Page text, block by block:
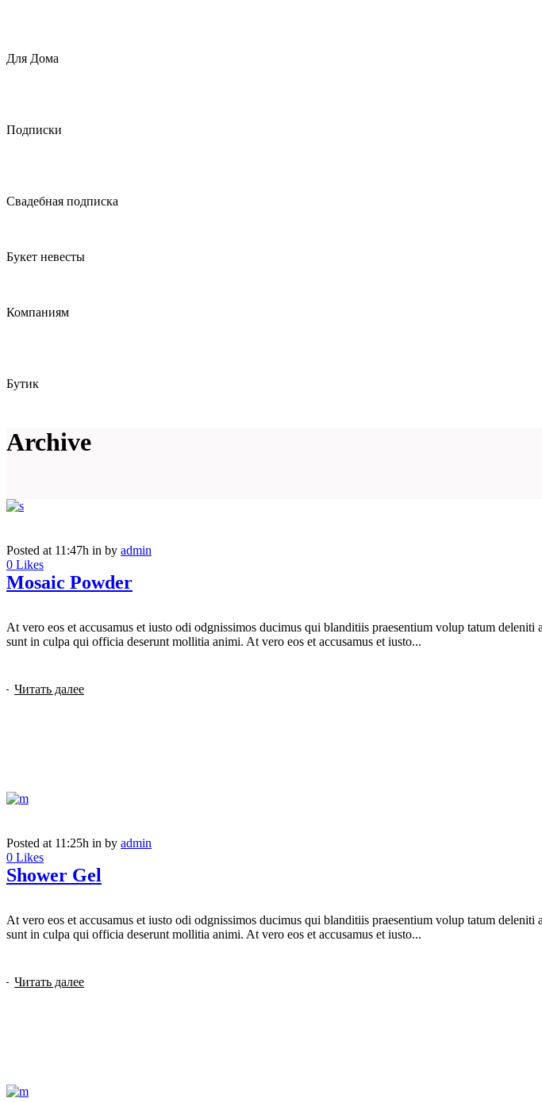
Для Дома
Подписки
Свадебная подписка
Букет невесты
Компаниям
Бутик
Archive
Mosaic Powder
Posted at 11:47h in by admin
0 Likes
At vero eos et accusamus et iusto odi odgnissimos ducimus qui blanditiis praesentium volup tatum
sunt in culpa qui officia deserunt mollitia animi. At vero eos et accusamus et iusto...
Читать далее
Shower Gel
Posted at 11:25h in by admin
0 Likes
At vero eos et accusamus et iusto odi odgnissimos ducimus qui blanditiis praesentium volup tatum
sunt in culpa qui officia deserunt mollitia animi. At vero eos et accusamus et iusto...
Читать далее